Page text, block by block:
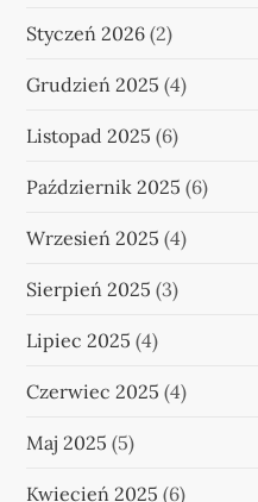
Styczeń 2026 (2)
Grudzień 2025 (4)
Listopad 2025 (6)
Październik 2025 (6)
Wrzesień 2025 (4)
Sierpień 2025 (3)
Lipiec 2025 (4)
Czerwiec 2025 (4)
Maj 2025 (5)
Kwiecień 2025 (6)